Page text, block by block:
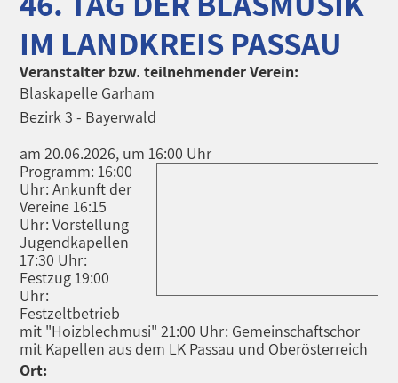
IM LANDKREIS PASSAU
Veranstalter bzw. teilnehmender Verein:
Blaskapelle Garham
Bezirk 3 - Bayerwald
am 20.06.2026, um 16:00 Uhr
Programm: 16:00
Uhr: Ankunft der
Vereine 16:15
Uhr: Vorstellung
Jugendkapellen
17:30 Uhr:
Festzug 19:00
Uhr:
Festzeltbetrieb
mit "Hoizblechmusi" 21:00 Uhr: Gemeinschaftschor
mit Kapellen aus dem LK Passau und Oberösterreich
Ort: